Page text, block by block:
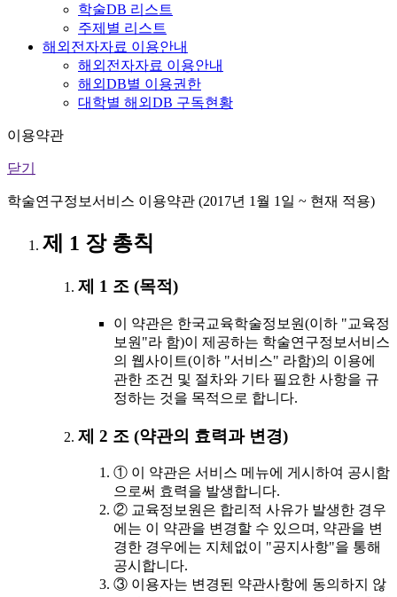
학술DB 리스트
주제별 리스트
해외전자자료 이용안내
해외전자자료 이용안내
해외DB별 이용권한
대학별 해외DB 구독현황
이용약관
닫기
학술연구정보서비스 이용약관 (2017년 1월 1일 ~ 현재 적용)
제 1 장 총칙
제 1 조 (목적)
이 약관은 한국교육학술정보원(이하 "교육정
보원"라 함)이 제공하는 학술연구정보서비스
의 웹사이트(이하 "서비스" 라함)의 이용에
관한 조건 및 절차와 기타 필요한 사항을 규
정하는 것을 목적으로 합니다.
제 2 조 (약관의 효력과 변경)
① 이 약관은 서비스 메뉴에 게시하여 공시함
으로써 효력을 발생합니다.
② 교육정보원은 합리적 사유가 발생한 경우
에는 이 약관을 변경할 수 있으며, 약관을 변
경한 경우에는 지체없이 "공지사항"을 통해
공시합니다.
③ 이용자는 변경된 약관사항에 동의하지 않